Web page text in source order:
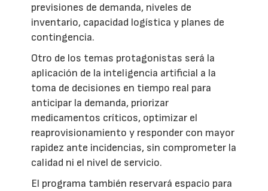
previsiones de demanda, niveles de
inventario, capacidad logística y planes de
contingencia.
Otro de los temas protagonistas será la
aplicación de la inteligencia artificial a la
toma de decisiones en tiempo real para
anticipar la demanda, priorizar
medicamentos críticos, optimizar el
reaprovisionamiento y responder con mayor
rapidez ante incidencias, sin comprometer la
calidad ni el nivel de servicio.
El programa también reservará espacio para